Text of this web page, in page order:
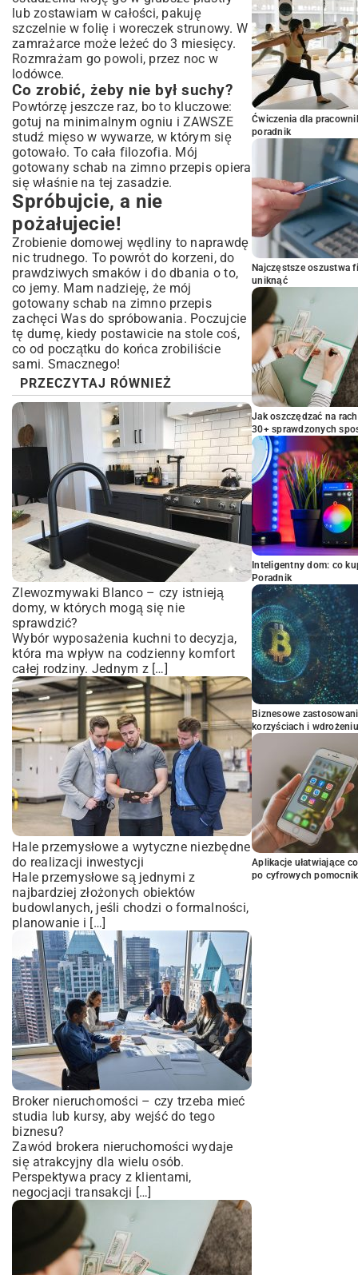
lub zostawiam w całości, pakuję
szczelnie w folię i woreczek strunowy. W
zamrażarce może leżeć do 3 miesięcy.
Rozmrażam go powoli, przez noc w
lodówce.
Co zrobić, żeby nie był suchy?
Powtórzę jeszcze raz, bo to kluczowe:
gotuj na minimalnym ogniu i ZAWSZE
studź mięso w wywarze, w którym się
gotowało. To cała filozofia. Mój
gotowany schab na zimno przepis opiera
się właśnie na tej zasadzie.
Spróbujcie, a nie
pożałujecie!
Zrobienie domowej wędliny to naprawdę
nic trudnego. To powrót do korzeni, do
prawdziwych smaków i do dbania o to,
co jemy. Mam nadzieję, że mój
gotowany schab na zimno przepis
zachęci Was do spróbowania. Poczujcie
tę dumę, kiedy postawicie na stole coś,
co od początku do końca zrobiliście
sami. Smacznego!
PRZECZYTAJ RÓWNIEŻ
Zlewozmywaki Blanco – czy istnieją
domy, w których mogą się nie
sprawdzić?
Wybór wyposażenia kuchni to decyzja,
która ma wpływ na codzienny komfort
całej rodziny. Jednym z […]
Hale przemysłowe a wytyczne niezbędne
do realizacji inwestycji
Hale przemysłowe są jednymi z
najbardziej złożonych obiektów
budowlanych, jeśli chodzi o formalności,
planowanie i […]
Broker nieruchomości – czy trzeba mieć
studia lub kursy, aby wejść do tego
biznesu?
Zawód brokera nieruchomości wydaje
się atrakcyjny dla wielu osób.
Perspektywa pracy z klientami,
negocjacji transakcji […]
Ćwiczenia dla
poradnik
Najczęstsze oszustwa
uniknąć
Jak oszczędzać na
30+ sprawdzonych
Inteligentny dom: co
Poradnik
Biznesowe
korzyściach i wdrożeniu
Aplikacje ułatwiające
po cyfrowych